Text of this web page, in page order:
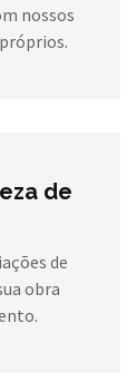
nossos
de
de
obra